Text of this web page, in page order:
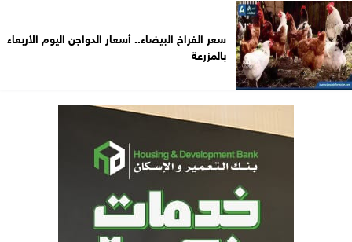
سعر الفراخ البيضاء.. أسعار الدواجن اليوم الأربعاء
بالمزرعة